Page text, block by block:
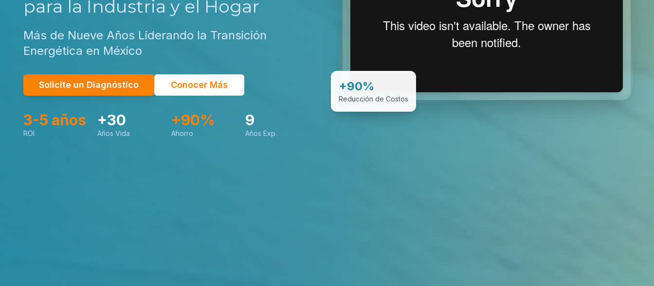
para la Industria y el Hogar
Más de Nueve Años Liderando la Transición
Energética en México
Solicite un Diagnóstico Conocer Más
3-5 años
ROI
+30
Años Vida
+90%
Ahorro
9
Años Exp.
+90%
Reducción de Costos